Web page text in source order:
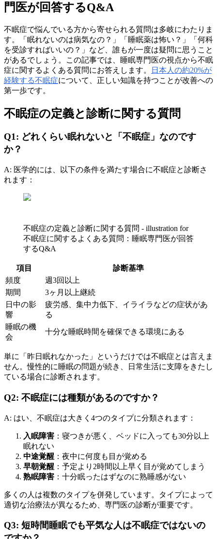
門医が回答するQ&A
不眠症で悩んでいる方から寄せられる質問は多岐にわたりま
す。「眠れないのは病気なの？」「睡眠薬は怖い？」「何科
を受診すればいいの？」など、誰もが一度は疑問に思うこと
があるでしょう。この記事では、睡眠専門医の視点から不眠
症に関するよくある質問にお答えします。
日本人の約20%が
経験する不眠症について、正しい知識を持つことが改善への
第一歩です。
不眠症の定義と診断に関する質問
Q1: どれくらい眠れないと「不眠症」なのです
か？
A: 医学的には、以下の条件を満たす場合に不眠症と診断さ
れます：
不眠症の定義と診断に関する質問 - illustration for
不眠症に関するよくある質問：睡眠専門医が回答
するQ&A
項目
診断基準
頻度
週3回以上
期間
3ヶ月以上継続
日中の影
響
疲労感、集中力低下、イライラなどの症状があ
る
睡眠の機
会
十分な睡眠時間を確保できる環境にある
単に「昨日眠れなかった」というだけでは不眠症とは言えま
せん。慢性的に睡眠の問題が続き、日常生活に支障をきたし
ている場合に診断されます。
Q2: 不眠症には種類があるのですか？
A: はい、不眠症は大きく4つのタイプに分類されます：
入眠障害 ：寝つきが悪く、ベッドに入っても30分以上
眠れない
中途覚醒 ：夜中に何度も目が覚める
早朝覚醒 ：予定より2時間以上早く目が覚めてしまう
熟眠障害 ：十分眠ったはずなのに熟睡感がない
多くの人は複数のタイプを併発しています。タイプによって
適切な治療法が異なるため、専門医の診断が重要です。
Q3: 短時間睡眠でも平気な人は不眠症ではないの